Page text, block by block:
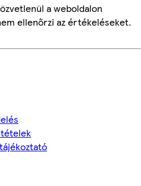
a weboldalon
ellenőrzi az értékeléseket.